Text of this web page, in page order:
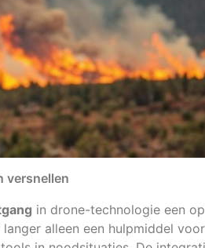
versnellen
in drone-technologie een
langer alleen een hulpmiddel